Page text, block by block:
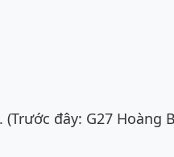
đây: G27 Hoàng